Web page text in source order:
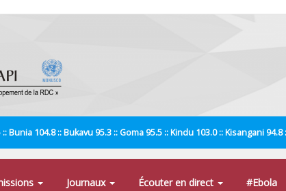
Bunia 104.8 :: Bukavu 95.3 :: Goma 95.5 :: Kindu 103.0 :: Kisangani
Journaux Écouter en direct #Ebola